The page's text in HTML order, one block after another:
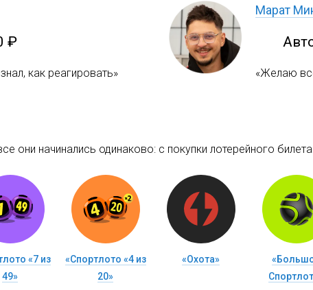
₽
как реагировать»
Марат
«Желаю
они начинались одинаково: c покупки лотерейного
«7 из
49»
«Спортлото «4 из
20»
«Охота»